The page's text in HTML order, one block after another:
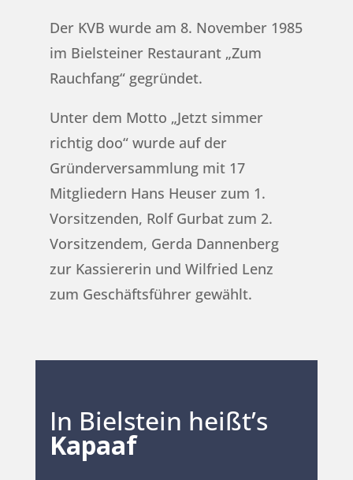
Der KVB wurde am 8. November 1985
im Bielsteiner Restaurant „Zum
Rauchfang“ gegründet.
Unter dem Motto „Jetzt simmer
richtig doo“ wurde auf der
Gründerversammlung mit 17
Mitgliedern Hans Heuser zum 1.
Vorsitzenden, Rolf Gurbat zum 2.
Vorsitzendem, Gerda Dannenberg
zur Kassiererin und Wilfried Lenz
zum Geschäftsführer gewählt.
In Bielstein heißt’s
Kapaaf